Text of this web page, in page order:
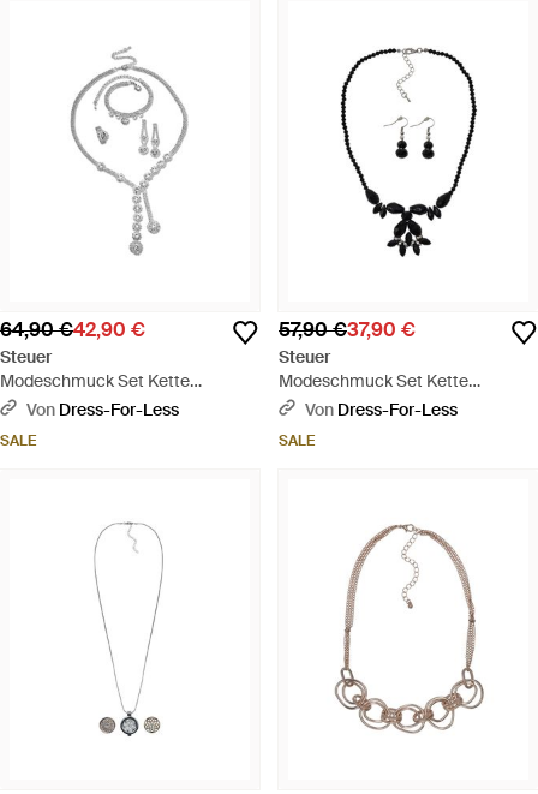
64,90 €42,90 €
Steuer
Modeschmuck Set Kette
Ohrringe Armband Ring Metall
Von Dress-For-Less
SALE
57,90 €37,90 €
Steuer
Modeschmuck Set Kette
Ohrringe Messing Geschwärzt
Von Dress-For-Less
SALE